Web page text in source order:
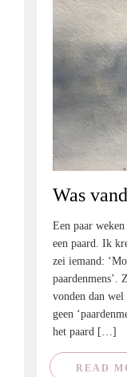
Was
Een paar
een paard. Ik
zei iemand:
paardenmens’.
vonden dan wel
geen
het paard […]
READ